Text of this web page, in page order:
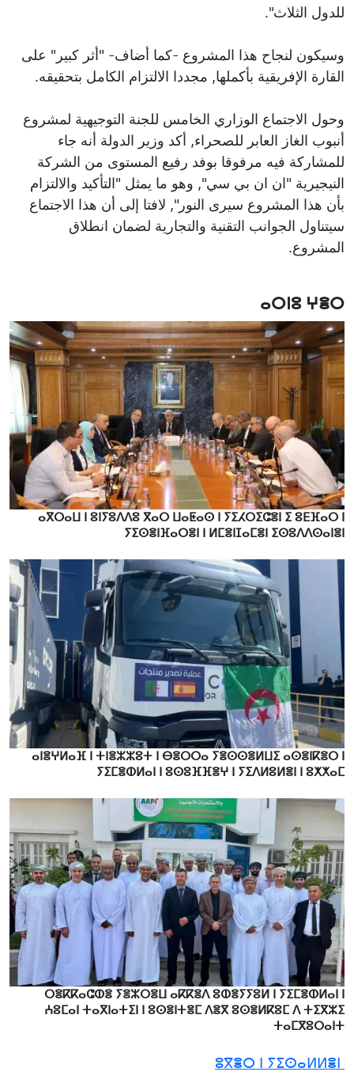
للدول الثلاث".
وسيكون لنجاح هذا المشروع -كما أضاف- "أثر كبير" على
القارة الإفريقية بأكملها, مجددا الالتزام الكامل بتحقيقه.
وحول الاجتماع الوزاري الخامس للجنة التوجيهية لمشروع
أنبوب الغاز العابر للصحراء, أكد وزير الدولة أنه جاء
للمشاركة فيه مرفوقا بوفد رفيع المستوى من الشركة
النيجيرية "ان ان بي سي", وهو ما يمثل "التأكيد والالتزام
بأن هذا المشروع سيرى النور", لافتا إلى أن هذا الاجتماع
سيتناول الجوانب التقنية والتجارية لضمان انطلاق
المشروع.
ⴰⵔⵏⵓ ⵖⴻⵔ
ⴰⴳⵔⴰⵡ ⵏ ⵓⵏⵢⵓⴷⴷⵓ ⴳⴰⵔ ⵡⴰⵟⴰⵙ ⵏ ⵢⵉⵃⵔⵉⵛⴻⵏ ⵉ ⵓⴹⴼⴰⵔ ⵏ
ⵢⵉⵙⴻⵏⴼⴰⵔⴻⵏ ⵏ ⵍⵎⴻⵏⵊⴰⵎⴻⵏ ⵉⵙⵓⴷⴷⵙⴰⵏⴻⵏ
ⴰⵏⴻⵖⵍⴰⴼ ⵏ ⵜⵏⴻⵣⵣⵓⵜ ⵏ ⴱⴻⵔⵔⴰ ⵢⴻⵙⵙⴻⵍⵡⵉ ⴰⵙⴻⵏⴽⴻⵔ ⵏ
ⵢⵉⵎⴻⵀⵍⴰⵏ ⵏ ⵓⵙⵓⴼⴼⴻⵖ ⵏ ⵢⵉⴷⵍⵓⵍⴻⵏ ⵏ ⵓⵅⵅⴰⵎ
ⵔⴻⴽⴽⴰⵛⵀⴻ ⵢⴻⵣⵔⴻⵡ ⴰⴽⴽⴻⴷ ⵓⵀⴻⵢⵢⵓⵍ ⵏ ⵢⵉⵎⴻⵀⵍⴰⵏ ⵏ
ⵄⵓⵎⴰⵏ ⵜⴰⴳⵏⴰⵜⵉⵏ ⵏ ⵓⵙⴻⵏⵜⴻⵎ ⴷⴻⴳ ⵓⵙⴻⵍⴽⵓⵎ ⴷ ⵜⵉⴳⵣⵉ
ⵜⴰⵎⴳⵓⵔⴰⵏⵜ